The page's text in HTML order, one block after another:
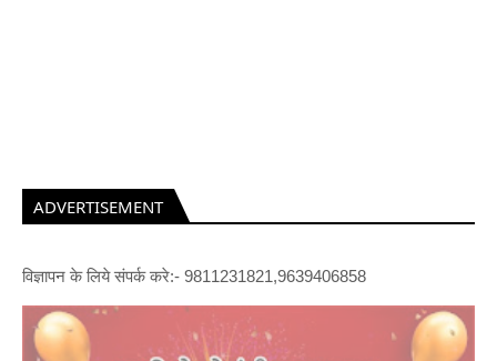
ADVERTISEMENT
विज्ञापन के लिये संपर्क करे:- 9811231821,9639406858